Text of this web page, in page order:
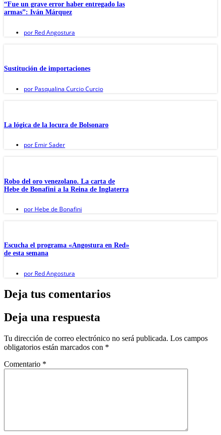
“Fue un grave error haber entregado las
armas”: Iván Márquez
por Red Angostura
Sustitución de importaciones
por Pasqualina Curcio Curcio
La lógica de la locura de Bolsonaro
por Emir Sader
Robo del oro venezolano. La carta de
Hebe de Bonafini a la Reina de Inglaterra
por Hebe de Bonafini
Escucha el programa «Angostura en Red»
de esta semana
por Red Angostura
Deja tus comentarios
Deja una respuesta
Tu dirección de correo electrónico no será publicada. Los campos
obligatorios están marcados con *
Comentario *